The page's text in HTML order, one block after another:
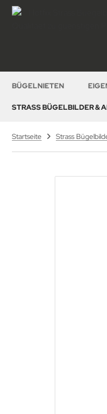
BÜGELNIETEN
STRASS BÜGELBILDER &
Startseite